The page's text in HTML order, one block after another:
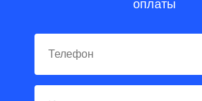
оплаты